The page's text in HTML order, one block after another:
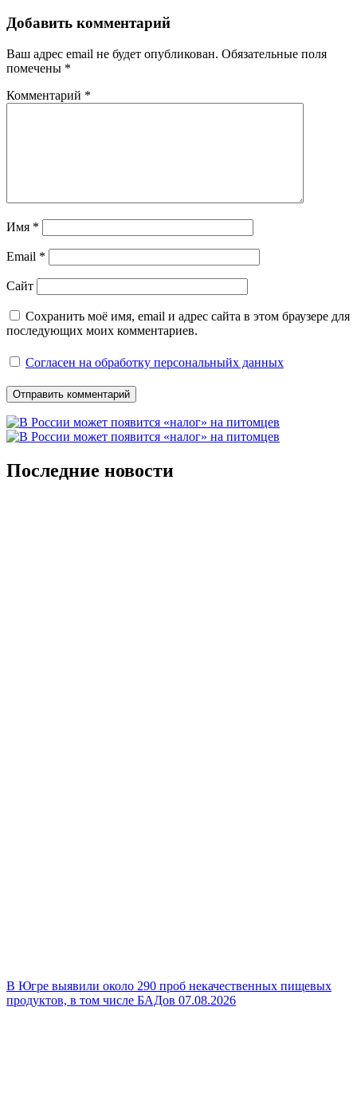
Добавить комментарий
Ваш адрес email не будет опубликован. Обязательные поля
помечены *
Комментарий *
Имя *
Email *
Сайт
Сохранить моё имя, email и адрес сайта в этом браузере для
последующих моих комментариев.
Согласен на обработку персональныйх данных
Последние новости
В Югре выявили около 290 проб некачественных пищевых
продуктов, в том числе БАДов 07.08.2026